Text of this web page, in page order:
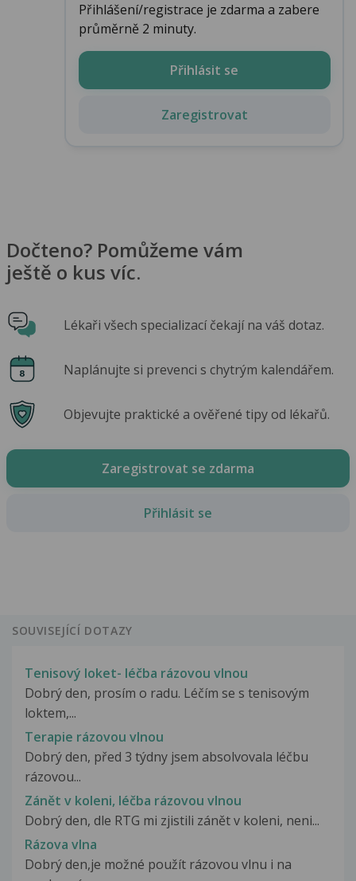
Přihlášení/registrace je zdarma a zabere
průměrně 2 minuty.
Přihlásit se
Zaregistrovat
Dočteno? Pomůžeme vám
ještě o kus víc.
Lékaři všech specializací čekají na váš dotaz.
Naplánujte si prevenci s chytrým kalendářem.
Objevujte praktické a ověřené tipy od lékařů.
Zaregistrovat se zdarma
Přihlásit se
SOUVISEJÍCÍ DOTAZY
Tenisový loket- léčba rázovou vlnou
Dobrý den, prosím o radu. Léčím se s tenisovým
loktem,...
Terapie rázovou vlnou
Dobrý den, před 3 týdny jsem absolvovala léčbu
rázovou...
Zánět v koleni, léčba rázovou vlnou
Dobrý den, dle RTG mi zjistili zánět v koleni, neni...
Rázova vlna
Dobrý den,je možné použít rázovou vlnu i na